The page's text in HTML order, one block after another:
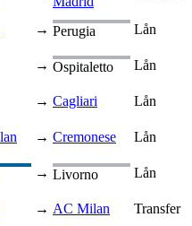
→ Perugia
Lån
→ Ospitaletto
Lån
→ Cagliari
Lån
→ Cremonese
Lån
→ Livorno
Lån
→ AC Milan
Transfer